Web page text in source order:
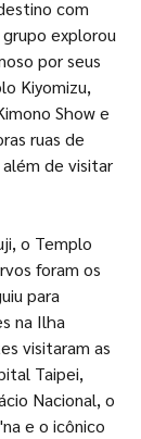
com
explorou
por seus
Kiyomizu,
Show e
ruas de
além de visitar
o Templo
foram os
para
na Ilha
visitaram as
Taipei,
Nacional, o
e o icônico